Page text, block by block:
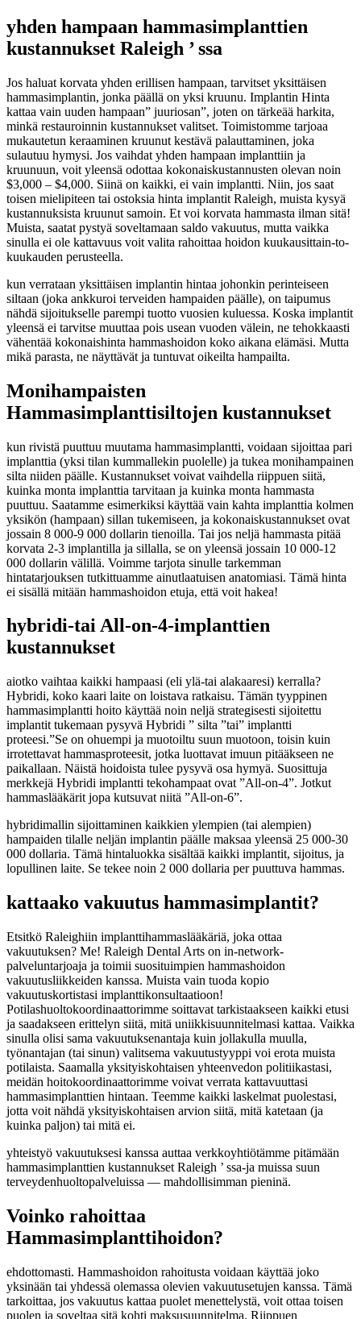
yhden hampaan hammasimplanttien
kustannukset Raleigh ’ ssa
Jos haluat korvata yhden erillisen hampaan, tarvitset yksittäisen
hammasimplantin, jonka päällä on yksi kruunu. Implantin Hinta
kattaa vain uuden hampaan” juuriosan”, joten on tärkeää harkita,
minkä restauroinnin kustannukset valitset. Toimistomme tarjoaa
mukautetun keraaminen kruunut kestävä palauttaminen, joka
sulautuu hymysi. Jos vaihdat yhden hampaan implanttiin ja
kruunuun, voit yleensä odottaa kokonaiskustannusten olevan noin
$3,000 – $4,000. Siinä on kaikki, ei vain implantti. Niin, jos saat
toisen mielipiteen tai ostoksia hinta implantit Raleigh, muista kysyä
kustannuksista kruunut samoin. Et voi korvata hammasta ilman sitä!
Muista, saatat pystyä soveltamaan saldo vakuutus, mutta vaikka
sinulla ei ole kattavuus voit valita rahoittaa hoidon kuukausittain-to-
kuukauden perusteella.
kun verrataan yksittäisen implantin hintaa johonkin perinteiseen
siltaan (joka ankkuroi terveiden hampaiden päälle), on taipumus
nähdä sijoitukselle parempi tuotto vuosien kuluessa. Koska implantit
yleensä ei tarvitse muuttaa pois usean vuoden välein, ne tehokkaasti
vähentää kokonaishinta hammashoidon koko aikana elämäsi. Mutta
mikä parasta, ne näyttävät ja tuntuvat oikeilta hampailta.
Monihampaisten
Hammasimplanttisiltojen kustannukset
kun rivistä puuttuu muutama hammasimplantti, voidaan sijoittaa pari
implanttia (yksi tilan kummallekin puolelle) ja tukea monihampainen
silta niiden päälle. Kustannukset voivat vaihdella riippuen siitä,
kuinka monta implanttia tarvitaan ja kuinka monta hammasta
puuttuu. Saatamme esimerkiksi käyttää vain kahta implanttia kolmen
yksikön (hampaan) sillan tukemiseen, ja kokonaiskustannukset ovat
jossain 8 000-9 000 dollarin tienoilla. Tai jos neljä hammasta pitää
korvata 2-3 implantilla ja sillalla, se on yleensä jossain 10 000-12
000 dollarin välillä. Voimme tarjota sinulle tarkemman
hintatarjouksen tutkittuamme ainutlaatuisen anatomiasi. Tämä hinta
ei sisällä mitään hammashoidon etuja, että voit hakea!
hybridi-tai All-on-4-implanttien
kustannukset
aiotko vaihtaa kaikki hampaasi (eli ylä-tai alakaaresi) kerralla?
Hybridi, koko kaari laite on loistava ratkaisu. Tämän tyyppinen
hammasimplantti hoito käyttää noin neljä strategisesti sijoitettu
implantit tukemaan pysyvä Hybridi ” silta ”tai” implantti
proteesi.”Se on ohuempi ja muotoiltu suun muotoon, toisin kuin
irrotettavat hammasproteesit, jotka luottavat imuun pitääkseen ne
paikallaan. Näistä hoidoista tulee pysyvä osa hymyä. Suosittuja
merkkejä Hybridi implantti tekohampaat ovat ”All-on-4”. Jotkut
hammaslääkärit jopa kutsuvat niitä ”All-on-6”.
hybridimallin sijoittaminen kaikkien ylempien (tai alempien)
hampaiden tilalle neljän implantin päälle maksaa yleensä 25 000-30
000 dollaria. Tämä hintaluokka sisältää kaikki implantit, sijoitus, ja
lopullinen laite. Se tekee noin 2 000 dollaria per puuttuva hammas.
kattaako vakuutus hammasimplantit?
Etsitkö Raleighiin implanttihammaslääkäriä, joka ottaa
vakuutuksen? Me! Raleigh Dental Arts on in-network-
palveluntarjoaja ja toimii suosituimpien hammashoidon
vakuutusliikkeiden kanssa. Muista vain tuoda kopio
vakuutuskortistasi implanttikonsultaatioon!
Potilashuoltokoordinaattorimme soittavat tarkistaakseen kaikki etusi
ja saadakseen erittelyn siitä, mitä uniikkisuunnitelmasi kattaa. Vaikka
sinulla olisi sama vakuutuksenantaja kuin jollakulla muulla,
työnantajan (tai sinun) valitsema vakuutustyyppi voi erota muista
potilaista. Saamalla yksityiskohtaisen yhteenvedon politiikastasi,
meidän hoitokoordinaattorimme voivat verrata kattavuuttasi
hammasimplanttien hintaan. Teemme kaikki laskelmat puolestasi,
jotta voit nähdä yksityiskohtaisen arvion siitä, mitä katetaan (ja
kuinka paljon) tai mitä ei.
yhteistyö vakuutuksesi kanssa auttaa verkkoyhtiötämme pitämään
hammasimplanttien kustannukset Raleigh ’ ssa-ja muissa suun
terveydenhuoltopalveluissa — mahdollisimman pieninä.
Voinko rahoittaa
Hammasimplanttihoidon?
ehdottomasti. Hammashoidon rahoitusta voidaan käyttää joko
yksinään tai yhdessä olemassa olevien vakuutusetujen kanssa. Tämä
tarkoittaa, jos vakuutus kattaa puolet menettelystä, voit ottaa toisen
puolen ja soveltaa sitä kohti maksusuunnitelma. Riippuen